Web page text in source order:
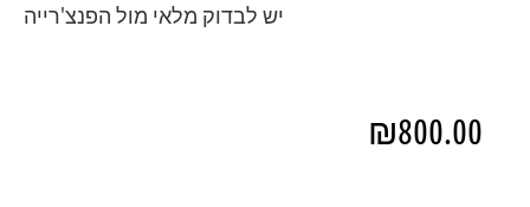
יש לבדוק מלאי מול הפנצ'רייה
₪800.00